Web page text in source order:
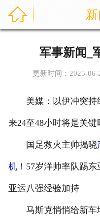

军事新闻_
更新时间：2025-
美媒：以伊冲突持
来24至48小时将是关
国足救火主帅揭晓
机！57岁洋帅率队踢
亚运八强经验加持
马斯克悄悄给新车